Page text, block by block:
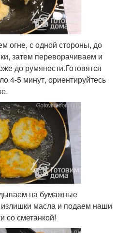
огне, с одной стороны, до
затем переворачиваем и
до румяности.Готовятся
4-5 минут, ориентируйтесь
на бумажные
излишки масла и подаем наши
со сметанкой!